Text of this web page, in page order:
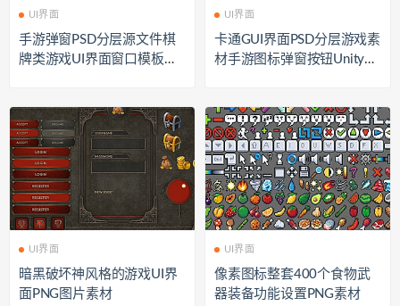
UI界面
手游弹窗PSD分层源文件棋
牌类游戏UI界面窗口模板美
UI界面
卡通GUI界面PSD分层游戏素
材手游图标弹窗按钮Unity美
UI界面
暗黑破坏神风格的游戏UI界
面PNG图片素材
UI界面
像素图标整套400个食物武
器装备功能设置PNG素材